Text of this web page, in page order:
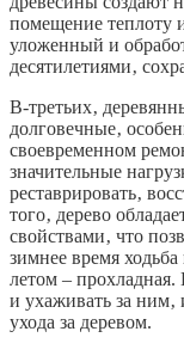
помещение теплоту
уложенный и
десятилетиями‚
В-третьих‚
долговечные‚
своевременном
значительные
реставрировать‚
того‚ дерево
свойствами‚ что
зимнее время
летом – прохладная.
и ухаживать за ним‚
ухода за деревом.